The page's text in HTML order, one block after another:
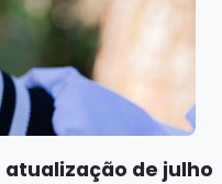
atualização de julho